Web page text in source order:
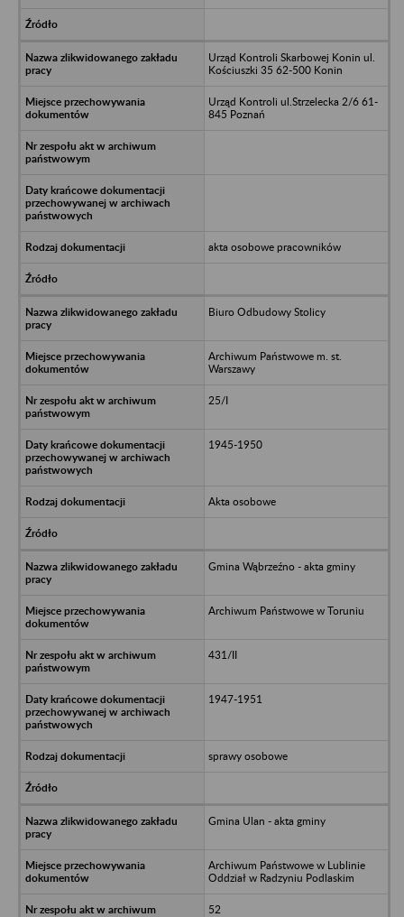
Urząd Kontroli Skarbowej Konin ul.
Kościuszki 35 62-500 Konin
Urząd Kontroli ul.Strzelecka 2/6 61-
845 Poznań
akta osobowe pracowników
Biuro Odbudowy Stolicy
Archiwum Państwowe m. st.
Warszawy
25/I
1945-1950
Akta osobowe
Gmina Wąbrzeźno - akta gminy
Archiwum Państwowe w Toruniu
431/II
1947-1951
sprawy osobowe
Gmina Ulan - akta gminy
Archiwum Państwowe w Lublinie
Oddział w Radzyniu Podlaskim
52